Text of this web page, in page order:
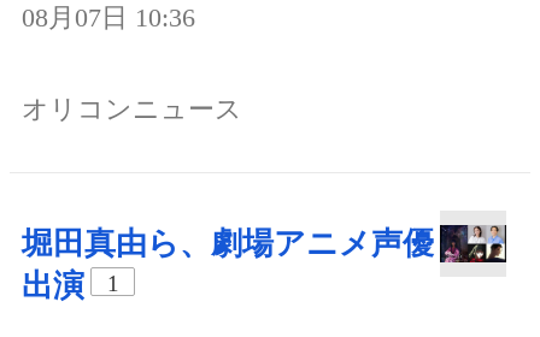
08月07日 10:36
オリコンニュース
堀田真由ら、劇場アニメ声優
出演
1